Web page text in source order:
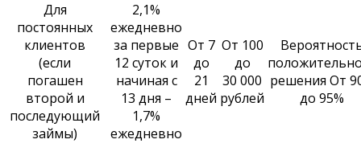
Для
постоянных
клиентов
(если
погашен
второй и
последующий
займы)
2,1%
ежедневно
за первые
12 суток и
начиная с
13 дня –
1,7%
ежедневно
От 7
до
21
дней
От 100
до
30 000
рублей
решения От
до 95%